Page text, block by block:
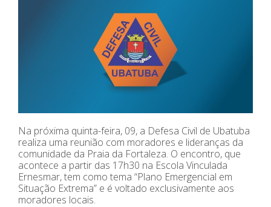
Na próxima quinta-feira, 09, a Defesa Civil de Ubatuba
realiza uma reunião com moradores e lideranças da
comunidade da Praia da Fortaleza. O encontro, que
acontece a partir das 17h30 na Escola Vinculada
Ernesmar, tem como tema “Plano Emergencial em
Situação Extrema” e é voltado exclusivamente aos
moradores locais.